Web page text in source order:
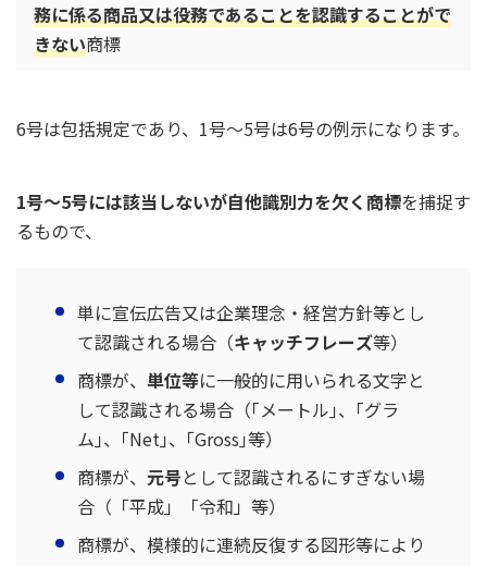
務に係る商品又は役務であることを認識することがで
きない商標
6号は包括規定であり、1号～5号は6号の例示になります。
1号～5号には該当しないが自他識別力を欠く商標を捕捉す
るもので、
単に宣伝広告又は企業理念・経営方針等とし
て認識される場合（キャッチフレーズ等）
商標が、 単位等に一般的に用いられる文字と
して認識される場合（｢メートル｣、｢グラ
ム｣、｢Net｣、｢Gross｣等）
商標が、 元号として認識されるにすぎない場
合（「平成」「令和」等）
商標が、模様的に連続反復する図形等により